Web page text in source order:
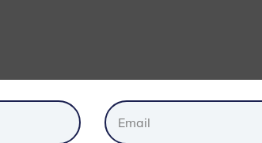
Demander un